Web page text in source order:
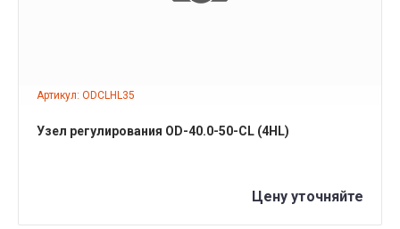
Артикул: ODCLHL35
Узел регулирования OD-40.0-50-CL (4HL)
Цену уточняйте